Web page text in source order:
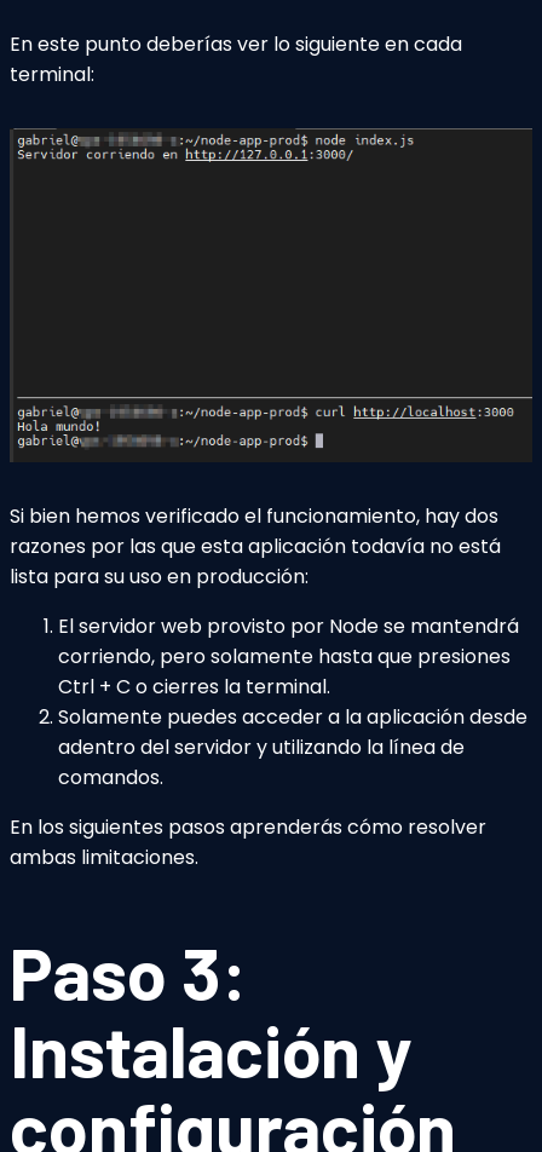
En este punto deberías ver lo siguiente en cada
terminal:
Si bien hemos verificado el funcionamiento, hay dos
razones por las que esta aplicación todavía no está
lista para su uso en producción:
El servidor web provisto por Node se mantendrá
corriendo, pero solamente hasta que presiones
Ctrl + C o cierres la terminal.
Solamente puedes acceder a la aplicación desde
adentro del servidor y utilizando la línea de
comandos.
En los siguientes pasos aprenderás cómo resolver
ambas limitaciones.
Paso 3:
Instalación y
configuración